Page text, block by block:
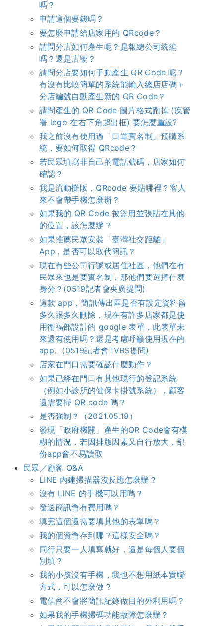
嗎？
申請這個要錢嗎？
要怎麼申請給店家用的 QRcode？
請問分店如何產生呢？是報總公司統編
嗎？還是店號？
請問分店要如何手動產生 QR Code 呢？
有沒有比較簡單的系統能輸入總店店碼＋
分店編號自動產生新的 QR Code？
請問產生的 QR Code 圖片格式跑掉 (疾管
署 logo 在右下角超出框) 要怎麼重設?
我之前沒有使用過「口罩實名制」預購系
統，要如何取得 QRcode？
若民眾填寫非自己的電話號碼，店家如何
確認？
我是流動攤販，QRcode 要貼哪裡？客人
來不會帶手機怎麼辦？
如果我的 QR Code 被盜用並張貼在其他
的位置，該怎麼辦？
如果推薦民眾安裝「臺灣社交距離」
App，是否可以取代簡訊？
現在有些公司行號或居住社區，他們在有
民眾來也是要實名制，那他們要選擇什麼
身分？(0519記者會央廣提問)
這款 app，簡訊傳出區是否有設定資料留
多久跟多久刪除，現在有許多店家都是使
用衛福部設計的 google 表單，此表單未
來還有使用嗎？還是考慮呼籲使用現在的
app。(0519記者會TVBS提問)
店家在門口需要確認什麼動作？
如果已經在門口有其他現行的登記系統
（例如小診所的健保卡掛號系統），顧客
還需要掃 QR code 嗎？
是否強制？（2021.05.19）
發現「政府機關」產生的QR Code會有模
糊的情況，若因排版因素又自行放大，部
份app會不易讀取
民眾／顧客 Q&A
LINE 內建掃描器沒反應怎麼辦？
沒有 LINE 的手機可以用嗎？
發送簡訊會有費用嗎？
填完這個還需要填其他的表單嗎？
我的個資會存到哪？這樣安全嗎？
同行只要一人填寫就好，還是每個人要個
別填？
我的小孩沒有手機，我也不想用紙本實聯
方式，可以怎麼做？
電信商不會將簡訊紀錄做目的外利用嗎？
如果我的手機掃碼功能故障怎麼辦？